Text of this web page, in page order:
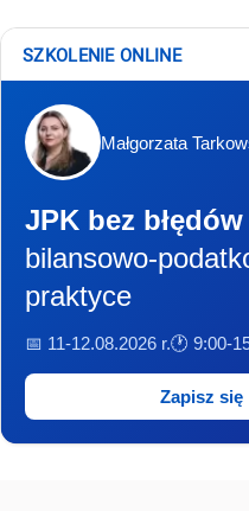
SZKOLENIE ONLINE
Małgorzata
JPK bez błędów
bilansowo-
praktyce
📅 11-12.08.2026 r.🕐 9:00-
Zapisz się